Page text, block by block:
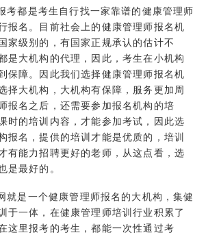
考都是考生自行找一家靠谱的健康管理师
报名。目前社会上的健康管理师报名机
家级别的，有国家正规承认的估计不
是大机构的代理，因此，考生在小机构
保障。因此我们选择健康管理师报名机
择大机构，大机构有保障，服务更加周
报名之后，还需要参加报名机构的培
时的培训内容，才能参加考试，因此选
报名，提供的培训才能是优质的，培训
有能力招聘更好的老师，从这点看，选
是最好的。
就是一个健康管理师报名的大机构，集健
于一体，在健康管理师培训行业积累了
这里报考的考生，都能一次性通过考